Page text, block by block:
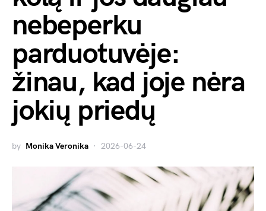
nebeperku
parduotuvėje:
žinau, kad joje nėra
jokių priedų
by Monika Veronika 2026-06-24